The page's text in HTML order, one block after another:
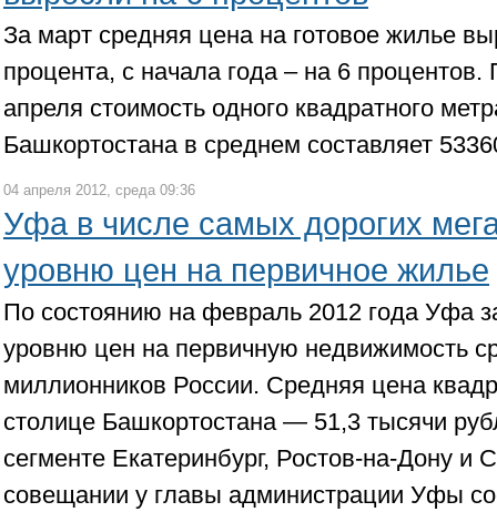
За март средняя цена на готовое жилье
процента, с начала года – на 6
апреля стоимость одного квадратного
Башкортостана в среднем составляет
04 апреля 2012, среда 09:36
Уфа в числе самых дорогих
уровню цен на первичное жилье
По состоянию на февраль 2012 года Уфа
уровню цен на первичную недвижимость
миллионников России. Средняя цена
столице Башкортостана — 51,3 тысячи
сегменте Екатеринбург, Ростов-на-Дону и
совещании у главы администрации Уфы